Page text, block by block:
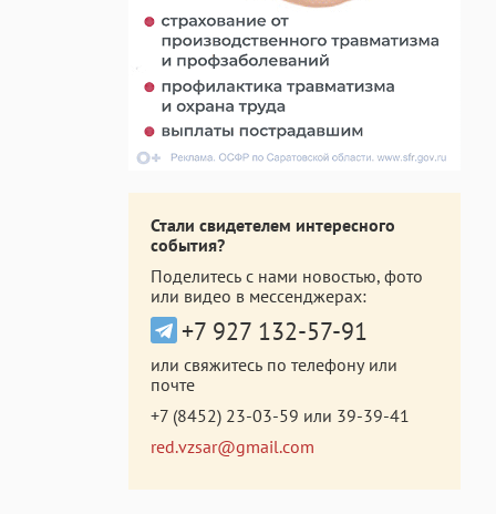
Стали свидетелем интересного
события?
Поделитесь с нами новостью, фото
или видео в мессенджерах:
+7 927 132-57-91
или свяжитесь по телефону или
почте
+7 (8452) 23-03-59 или 39-39-41
red.vzsar@gmail.com